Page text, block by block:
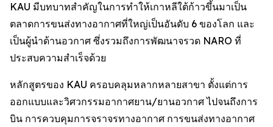
KAU มีบทบาทสำคัญในการทำให้เกาหลีใต้ก้าวขึ้นมาเป็น
ตลาดการขนส่งทางอากาศที่ใหญ่เป็นอันดับ 6 ของโลก และ
เป็นผู้นำด้านอวกาศ ซึ่งรวมถึงการพัฒนาจรวด NARO ที่
ประสบความสำเร็จด้วย
หลักสูตรของ KAU ครอบคลุมหลากหลายสาขา ตั้งแต่การ
ออกแบบและวิศวกรรมอากาศยาน/ยานอวกาศ ไปจนถึงการ
บิน การควบคุมการจราจรทางอากาศ การขนส่งทางอากาศ